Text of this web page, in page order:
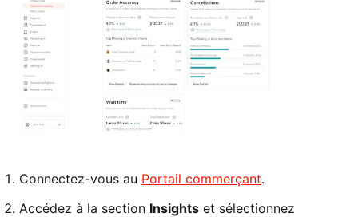
Connectez-vous au Portail commerçant.
Accédez à la section Insights et sélectionnez